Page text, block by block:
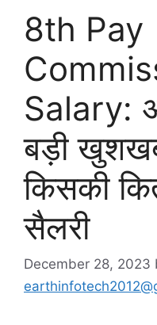
8th Pay
Salary:
बड़ी
किसकी
सैलरी
December 28, 2023